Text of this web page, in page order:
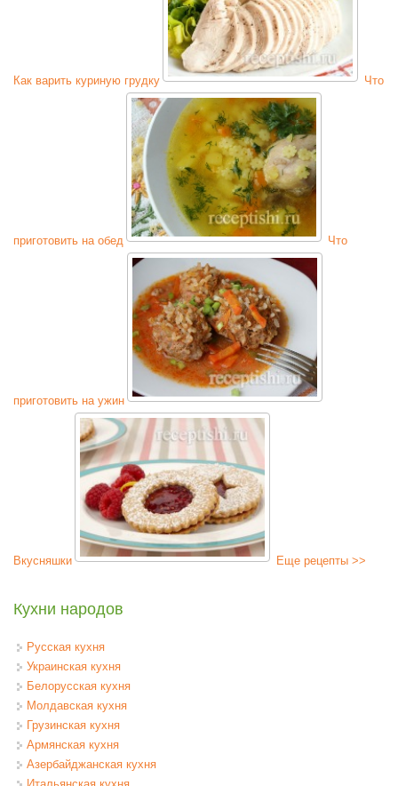
Как варить куриную грудку Что
приготовить на обед Что
приготовить на ужин
Вкусняшки Еще рецепты >>
Кухни народов
Русская кухня
Украинская кухня
Белорусская кухня
Молдавская кухня
Грузинская кухня
Армянская кухня
Азербайджанская кухня